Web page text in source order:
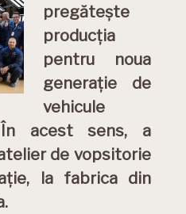
pregătește
producția
pentru noua
generație de
vehicule
În acest sens, a
de vopsitorie
la fabrica din